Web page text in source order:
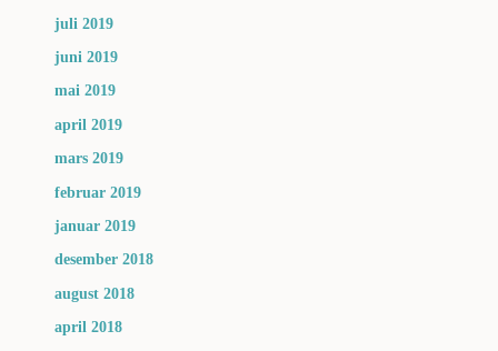
juli 2019
juni 2019
mai 2019
april 2019
mars 2019
februar 2019
januar 2019
desember 2018
august 2018
april 2018